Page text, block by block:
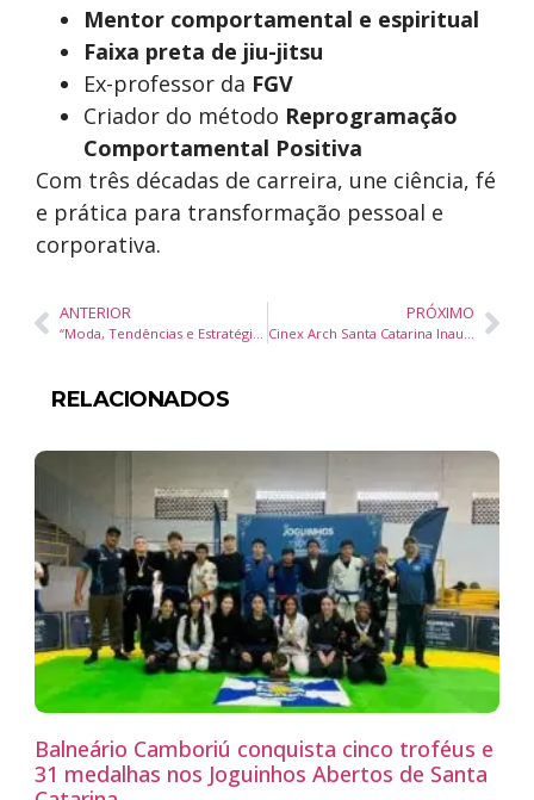
Mentor comportamental e espiritual
Faixa preta de jiu-jitsu
Ex-professor da FGV
Criador do método Reprogramação
Comportamental Positiva
Com três décadas de carreira, une ciência, fé
e prática para transformação pessoal e
corporativa.
ANTERIOR
“Moda, Tendências e Estratégias: Um Encontro Inspirador na Semana da Comunicação da Universidade Lusófona em Lisboa”
PRÓXIMO
Cinex Arch Santa Catarina Inaugura Unidade em Balneário Camboriú com Soluções Inovadoras em Portas e Esquadrias
RELACIONADOS
Balneário Camboriú conquista cinco troféus e
31 medalhas nos Joguinhos Abertos de Santa